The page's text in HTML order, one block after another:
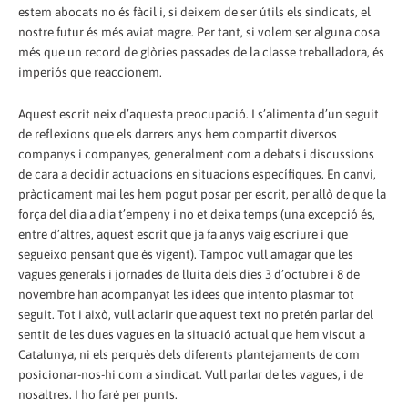
estem abocats no és fàcil i, si deixem de ser útils els sindicats, el
nostre futur és més aviat magre. Per tant, si volem ser alguna cosa
més que un record de glòries passades de la classe treballadora, és
imperiós que reaccionem.
Aquest escrit neix d’aquesta preocupació. I s’alimenta d’un seguit
de reflexions que els darrers anys hem compartit diversos
companys i companyes, generalment com a debats i discussions
de cara a decidir actuacions en situacions específiques. En canvi,
pràcticament mai les hem pogut posar per escrit, per allò de que la
força del dia a dia t’empeny i no et deixa temps (una excepció és,
entre d’altres, aquest escrit que ja fa anys vaig escriure i que
segueixo pensant que és vigent). Tampoc vull amagar que les
vagues generals i jornades de lluita dels dies 3 d’octubre i 8 de
novembre han acompanyat les idees que intento plasmar tot
seguit. Tot i això, vull aclarir que aquest text no pretén parlar del
sentit de les dues vagues en la situació actual que hem viscut a
Catalunya, ni els perquès dels diferents plantejaments de com
posicionar-nos-hi com a sindicat. Vull parlar de les vagues, i de
nosaltres. I ho faré per punts.